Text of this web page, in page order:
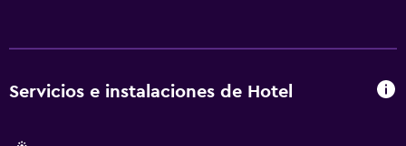
Servicios e instalaciones de Hotel